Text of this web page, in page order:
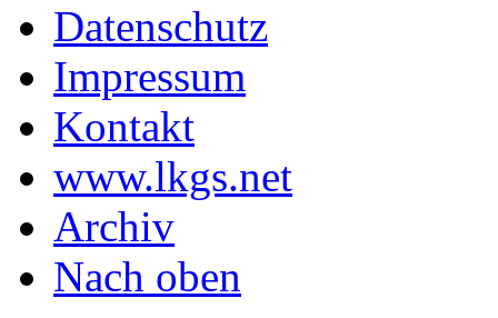
Datenschutz
Impressum
Kontakt
www.lkgs.net
Archiv
Nach oben